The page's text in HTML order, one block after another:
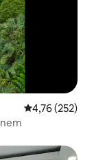
Průměrné
4,76 (252)